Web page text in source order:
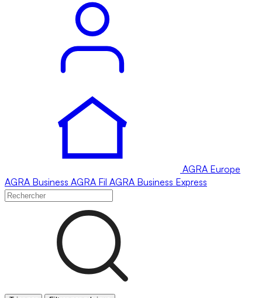
AGRA Europe
AGRA Business AGRA Fil AGRA Business Express